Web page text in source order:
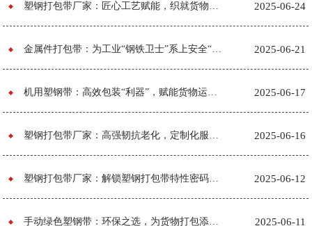
塑钢打包带厂家：匠心工艺赋能，织就货物稳固“安全网” 2025-06-24
金属件打包带：为工业“钢铁卫士”系上安全“腰带” 2025-06-21
机用塑钢带：高效包装“利器”，赋能货物运输安全 2025-06-17
塑钢打包带厂家：高强韧抗老化，定制化服务赋能物流包装“刚需升级” 2025-06-16
塑钢打包带厂家：解锁塑钢打包带特性密码，守护货物运输安全 2025-06-12
手动绿色塑钢带：环保之选，为货物打包添绿色动力 2025-06-11